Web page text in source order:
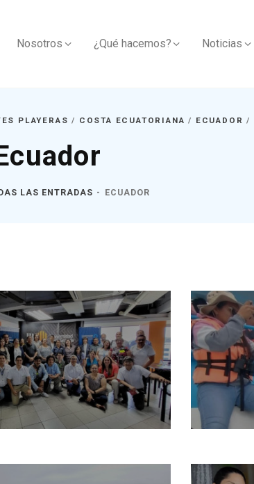
Nosotros ¿Qué hacemos? Noticias
PLAYERAS / COSTA ECUATORIANA / ECUADOR /
LAS ENTRADAS ECUADOR